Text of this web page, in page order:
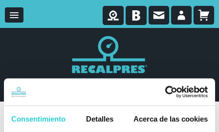
Consentimiento Detalles Acerca de las cookies